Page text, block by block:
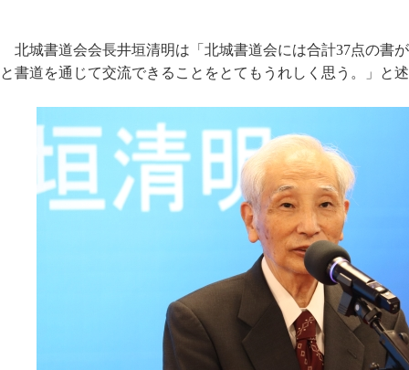
北城書道会会長井垣清明は「北城書道会には合計37点の書
と書道を通じて交流できることをとてもうれしく思う。」と